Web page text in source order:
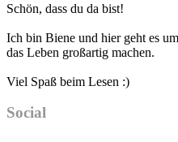
Sidebar
Schön, dass du da bist!
Ich bin Biene und hier geht es
das Leben großartig machen.
Viel Spaß beim Lesen :)
Social